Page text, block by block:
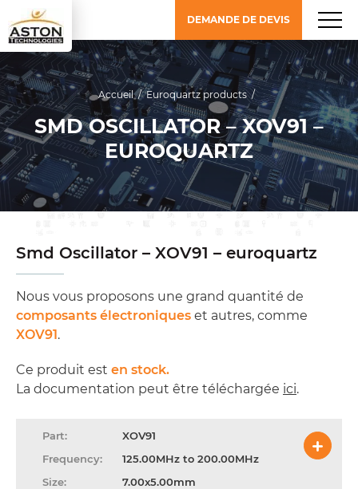
DEMANDE DE DEVIS
Accueil / Euroquartz products /
SMD OSCILLATOR – XOV91 –
EUROQUARTZ
Smd Oscillator – XOV91 – euroquartz
Nous vous proposons une grand quantité de
composants électroniques et autres, comme
XOV91.
Ce produit est en stock.
La documentation peut être téléchargée ici.
XOV91
125.00MHz to 200.00MHz
7.00x5.00mm